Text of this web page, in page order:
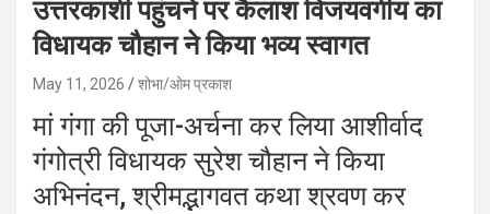
उत्तरकाशी पहुंचने पर कैलाश विजयवर्गीय का
विधायक चौहान ने किया भव्य स्वागत
May 11, 2026 शोभा/ओम प्रकाश
मां गंगा की पूजा-अर्चना कर लिया आशीर्वाद
गंगोत्री विधायक सुरेश चौहान ने किया
अभिनंदन, श्रीमद्भागवत कथा श्रवण कर